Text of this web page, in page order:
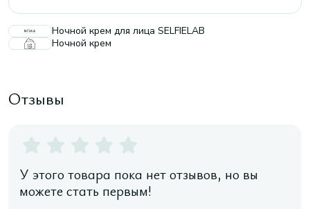
Ночной крем для лица SELFIELAB
Ночной крем
Отзывы
У этого товара пока нет отзывов, но вы
можете стать первым!